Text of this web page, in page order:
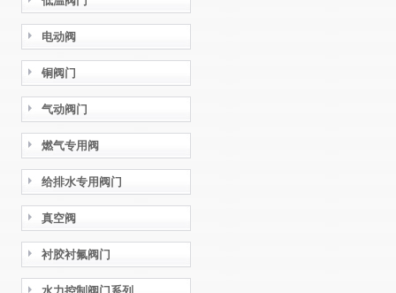
电动阀
铜阀门
气动阀门
燃气专用阀
给排水专用阀门
真空阀
衬胶衬氟阀门